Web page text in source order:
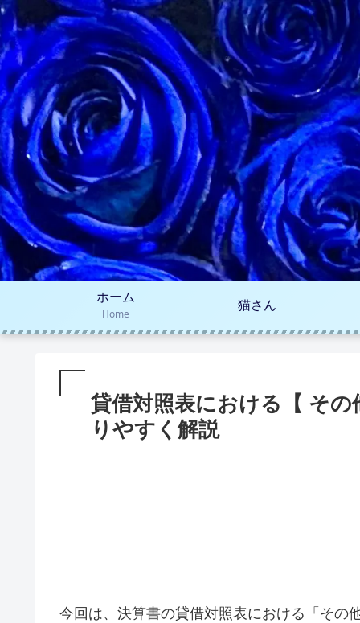
ホーム
Home
猫さん
貸借対照表における【 そ
りやすく解説
今回は、決算書の貸借対照表における「その